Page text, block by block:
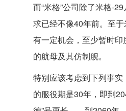
而“米格”公司除了米格-
求已经不像40年前。至
有一定机会，至少暂时
的航母及其仿制舰。
特别应该考虑到下列事实
的服役期是30年，即到